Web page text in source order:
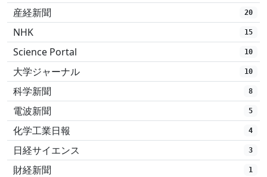
産経新聞 20
NHK 15
Science Portal 10
大学ジャーナル 10
科学新聞 8
電波新聞 5
化学工業日報 4
日経サイエンス 3
財経新聞 1